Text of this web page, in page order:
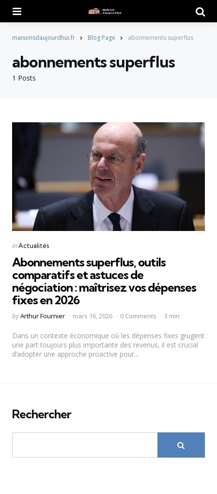
maisonsdaujourdhui.fr Blog Page abonnements superflus
1 Posts
abonnements superflus
Categories
Posted
inActualités
Abonnements superflus, outils
comparatifs et astuces de
négociation : maîtrisez vos dépenses
fixes en 2026
Posted
byArthur Fournier mars 16, 2026 0 Comments 3 min
Dans un contexte économique où les dépenses fixes grugent
une part toujours plus importante des revenus, il est crucial
d’adopter une approche proactive pour...
Rechercher